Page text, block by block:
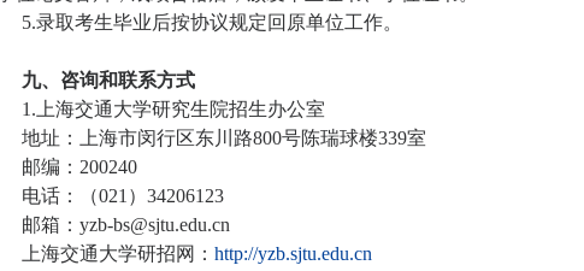
5.录取考生毕业后按协议规定回原单位工作。
九、咨询和联系方式
1. 上海交通大学研究生院招生办公室
地址：上海市闵行区东川路800号陈瑞球楼339室
邮编： 200240
电话：（021 ）34206123
邮箱：yzb-bs@sjtu.edu.cn
上海交通大学研招网：http://yzb.sjtu.edu.cn